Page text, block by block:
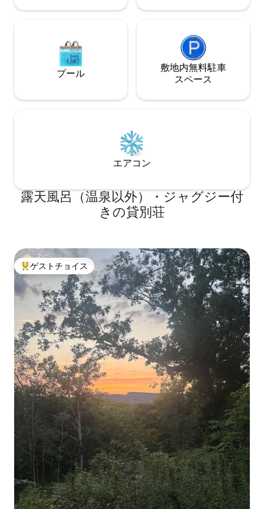
の場合は割引料
プール
敷地内無料駐⁠車
ス⁠ペ⁠ー⁠ス
エアコン
露天風呂（温泉以外）・ジャグジー付
きの貸別荘
大好評のゲストチョイスです。
ゲストチョイス